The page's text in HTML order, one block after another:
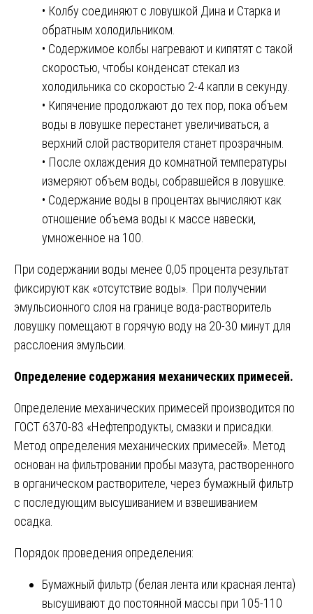
• Колбу соединяют с ловушкой Дина и Старка и
обратным холодильником.
• Содержимое колбы нагревают и кипятят с такой
скоростью, чтобы конденсат стекал из
холодильника со скоростью 2-4 капли в секунду.
• Кипячение продолжают до тех пор, пока объем
воды в ловушке перестанет увеличиваться, а
верхний слой растворителя станет прозрачным.
• После охлаждения до комнатной температуры
измеряют объем воды, собравшейся в ловушке.
• Содержание воды в процентах вычисляют как
отношение объема воды к массе навески,
умноженное на 100.
При содержании воды менее 0,05 процента результат
фиксируют как «отсутствие воды». При получении
эмульсионного слоя на границе вода-растворитель
ловушку помещают в горячую воду на 20-30 минут для
расслоения эмульсии.
Определение содержания механических примесей.
Определение механических примесей производится по
ГОСТ 6370-83 «Нефтепродукты, смазки и присадки.
Метод определения механических примесей». Метод
основан на фильтровании пробы мазута, растворенного
в органическом растворителе, через бумажный фильтр
с последующим высушиванием и взвешиванием
осадка.
Порядок проведения определения:
Бумажный фильтр (белая лента или красная лента)
высушивают до постоянной массы при 105-110